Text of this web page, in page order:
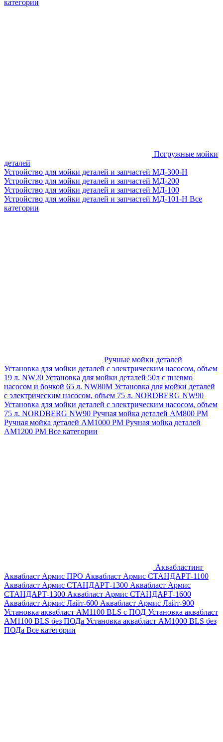
категории
Погружные мойки
деталей
Устройство для мойки деталей и запчастей МД-300-H
Устройство для мойки деталей и запчастей МД-200
Устройство для мойки деталей и запчастей МД-100
Устройство для мойки деталей и запчастей МД-101-Н Все
категории
Ручные мойки деталей
Установка для мойки деталей с электрическим насосом, объем
19 л. NW20 Установка для мойки деталей 50л с пневмо
насосом и бочкой 65 л. NW80M Установка для мойки деталей
с электрическим насосом, объем 75 л. NORDBERG NW90
Установка для мойки деталей с электрическим насосом, объем
75 л. NORDBERG NW90 Ручная мойка деталей АМ800 РМ
Ручная мойка деталей АМ1000 РМ Ручная мойка деталей
АМ1200 РМ Все категории
Аквабластинг
Аквабласт Армис ПРО Аквабласт Армис СТАНДАРТ-1100
Аквабласт Армис СТАНДАРТ-1300 Аквабласт Армис
СТАНДАРТ-1300 Аквабласт Армис СТАНДАРТ-1600
Аквабласт Армис Лайт-600 Аквабласт Армис Лайт-900
Установка аквабласт AM1100 BLS с ПОД Установка аквабласт
AM1100 BLS без ПОДа Установка аквабласт AM1000 BLS без
ПОДа Все категории